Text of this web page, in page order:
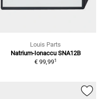
Louis Parts
Natrium-Ionaccu SNA12B
€ 99,991